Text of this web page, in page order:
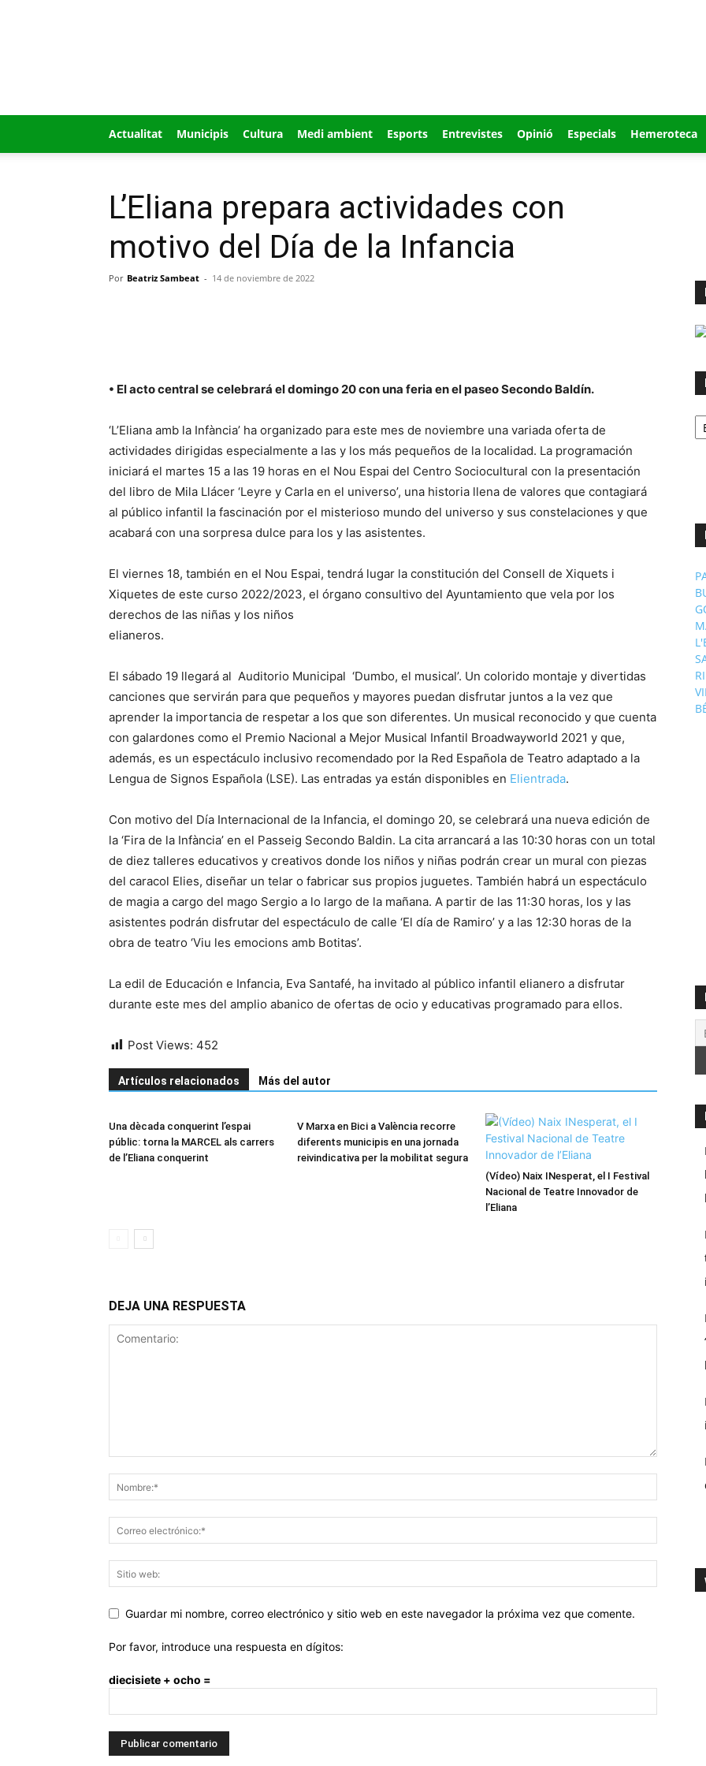
Actualitat Municipis Cultura Medi ambient Esports Entrevistes Opinió Especials Hemeroteca
L’Eliana prepara actividades con
motivo del Día de la Infancia
Por Beatriz Sambeat - 14 de noviembre de 2022
• El acto central se celebrará el domingo 20 con una feria en el paseo Secondo Baldín.
‘L’Eliana amb la Infància’ ha organizado para este mes de noviembre una variada oferta de
actividades dirigidas especialmente a las y los más pequeños de la localidad. La programación
iniciará el martes 15 a las 19 horas en el Nou Espai del Centro Sociocultural con la presentación
del libro de Mila Llácer ‘Leyre y Carla en el universo’, una historia llena de valores que contagiará
al público infantil la fascinación por el misterioso mundo del universo y sus constelaciones y que
acabará con una sorpresa dulce para los y las asistentes.
El viernes 18, también en el Nou Espai, tendrá lugar la constitución del Consell de Xiquets i
Xiquetes de este curso 2022/2023, el órgano consultivo del Ayuntamiento que vela por los
derechos de las niñas y los niños
elianeros.
El sábado 19 llegará al Auditorio Municipal ‘Dumbo, el musical’. Un colorido montaje y divertidas
canciones que servirán para que pequeños y mayores puedan disfrutar juntos a la vez que
aprender la importancia de respetar a los que son diferentes. Un musical reconocido y que cuenta
con galardones como el Premio Nacional a Mejor Musical Infantil Broadwayworld 2021 y que,
además, es un espectáculo inclusivo recomendado por la Red Española de Teatro adaptado a la
Lengua de Signos Española (LSE). Las entradas ya están disponibles en Elientrada.
Con motivo del Día Internacional de la Infancia, el domingo 20, se celebrará una nueva edición de
la ‘Fira de la Infància’ en el Passeig Secondo Baldin. La cita arrancará a las 10:30 horas con un total
de diez talleres educativos y creativos donde los niños y niñas podrán crear un mural con piezas
del caracol Elies, diseñar un telar o fabricar sus propios juguetes. También habrá un espectáculo
de magia a cargo del mago Sergio a lo largo de la mañana. A partir de las 11:30 horas, los y las
asistentes podrán disfrutar del espectáculo de calle ‘El día de Ramiro’ y a las 12:30 horas de la
obra de teatro ‘Viu les emocions amb Botitas’.
La edil de Educación e Infancia, Eva Santafé, ha invitado al público infantil elianero a disfrutar
durante este mes del amplio abanico de ofertas de ocio y educativas programado para ellos.
Post Views: 452
Artículos relacionados Más del autor
Una dècada conquerint l’espai
públic: torna la MARCEL als carrers
de l’Eliana conquerint
V Marxa en Bici a València recorre
diferents municipis en una jornada
reivindicativa per la mobilitat segura
(Vídeo) Naix INesperat, el I Festival
Nacional de Teatre Innovador de
l’Eliana
DEJA UNA RESPUESTA
Guardar mi nombre, correo electrónico y sitio web en este navegador la próxima vez que comente.
Por favor, introduce una respuesta en dígitos:
diecisiete + ocho =